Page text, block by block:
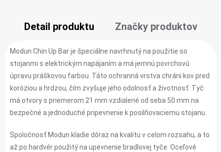
Detail produktu Značky produktov
Modun Chin Up Bar je špeciálne navrhnutý na použitie so
stojanmi s elektrickým napájaním a má jemnú povrchovú
úpravu práškovou farbou. Táto ochranná vrstva chráni kov pred
koróziou a hrdzou, čím zvyšuje jeho odolnosť a životnosť. Tyč
má otvory s priemerom 21 mm vzdialené od seba 50 mm na
bezpečné a jednoduché pripevnenie k posilňovaciemu stojanu.
Spoločnosť Modun kladie dôraz na kvalitu v celom rozsahu, a to
až po hardvér použitý na upevnenie bradlovej tyče. Oceľové